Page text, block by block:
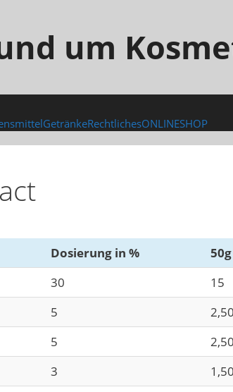
um
GetränkeRechtlichesONLINESHOP
Dosierung in %
50g
30
15
5
2,50
5
2,50
3
1,50